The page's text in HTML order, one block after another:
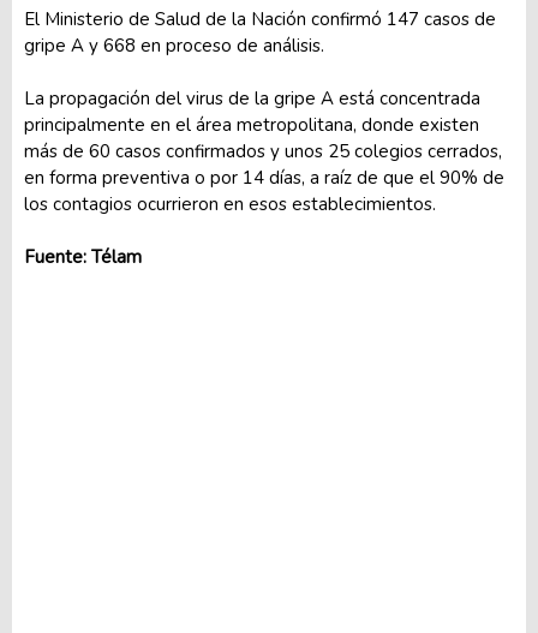
El Ministerio de Salud de la Nación confirmó 147 casos de
gripe A y 668 en proceso de análisis.
La propagación del virus de la gripe A está concentrada
principalmente en el área metropolitana, donde existen
más de 60 casos confirmados y unos 25 colegios cerrados,
en forma preventiva o por 14 días, a raíz de que el 90% de
los contagios ocurrieron en esos establecimientos.
Fuente: Télam